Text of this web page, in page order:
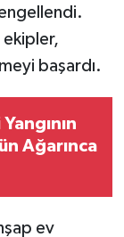
başardı.
Ağarınca
ev